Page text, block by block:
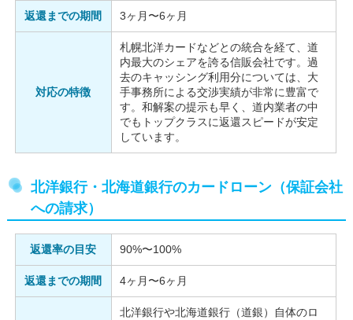
返還までの期間 3ヶ月〜6ヶ月
対応の特徴
札幌北洋カードなどとの統合を経て、道
内最大のシェアを誇る信販会社です。過
去のキャッシング利用分については、大
手事務所による交渉実績が非常に豊富で
す。和解案の提示も早く、道内業者の中
でもトップクラスに返還スピードが安定
しています。
北洋銀行・北海道銀行のカードローン（保証会社
への請求）
返還率の目安 90%〜100%
返還までの期間 4ヶ月〜6ヶ月
北洋銀行や北海道銀行（道銀）自体のロ